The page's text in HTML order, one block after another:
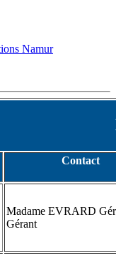
Namur
Contact
Madame EVRARD
Gérant